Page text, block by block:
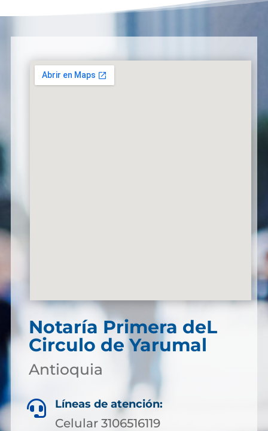
Notaría Primera deL
Circulo de Yarumal
Antioquia
 Líneas de atención:
Celular 3106516119